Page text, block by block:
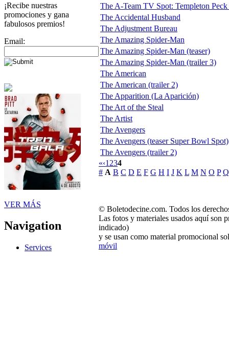
¡Recibe nuestras
promociones y gana
fabulosos premios!
Email:
VER MÁS
Navigation
Services
The A-Team TV Spot: Templeton
The Accidental Husband
The Adjustment Bureau
The Amazing Spider-Man
The Amazing Spider-Man (teaser)
The Amazing Spider-Man (trailer 3)
The American
The American (trailer 2)
The Apparition (La Aparición)
The Art of the Steal
The Artist
The Avengers
The Avengers (teaser Super Bowl Spot)
The Avengers (trailer 2)
«‹1 234
# A B C D E F G H I J K L M N O P Q
© Boletodecine.com. Todos los
Las fotos y materiales usados aquí son
indicado)
y se usan como material promocional
móvil